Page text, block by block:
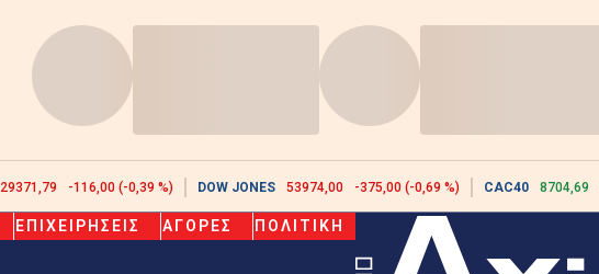
29371,79 -116,00 (-0,39 %) DOW JONES 53974,00 -375,00 (-0,69 %) CAC40 8704,69
ΕΠΙΧΕΙΡΗΣΕΙΣ ΑΓΟΡΕΣ ΠΟΛΙΤΙΚΗ